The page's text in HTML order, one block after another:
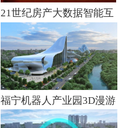
21世纪房产大数据智能互
联网管理系统宣传片
福宁机器人产业园3D漫游
宣传片